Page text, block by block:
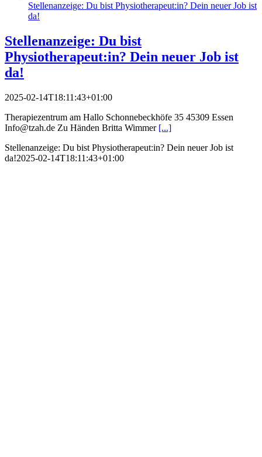
Stellenanzeige: Du bist Physiotherapeut:in? Dein neuer Job ist
da!
Stellenanzeige: Du bist
Physiotherapeut:in? Dein neuer Job ist
da!
2025-02-14T18:11:43+01:00
Therapiezentrum am Hallo Schonnebeckhöfe 35 45309 Essen
Info@tzah.de Zu Händen Britta Wimmer [...]
Stellenanzeige: Du bist Physiotherapeut:in? Dein neuer Job ist
da!2025-02-14T18:11:43+01:00